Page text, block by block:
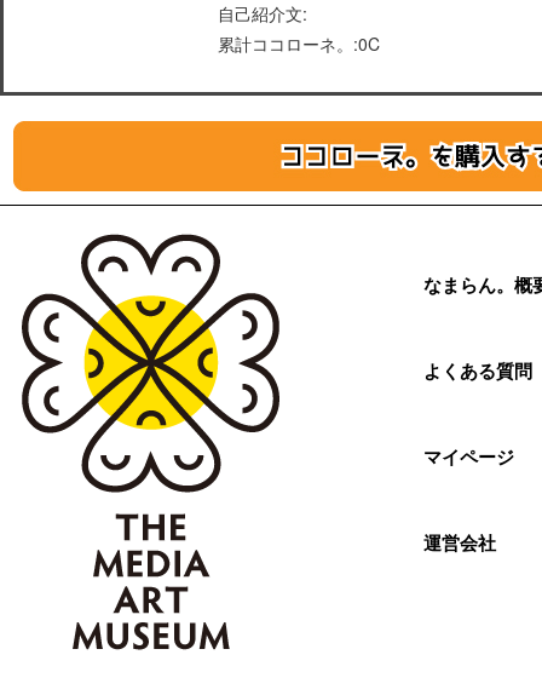
自己紹介文:
累計ココローネ。:0C
なまらん。概
よくある質問
マイページ
運営会社